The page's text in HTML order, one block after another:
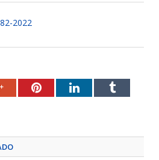
2022
Google+PinterestLinkedInTumblr